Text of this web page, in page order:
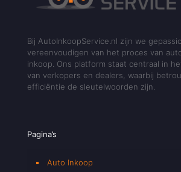
Bij AutoInkoopService.nl zijn we
vereenvoudigen van het proces van
inkoop. Ons platform staat centraal in
van verkopers en dealers, waarbij
efficiëntie de sleutelwoorden zijn.
Pagina’s
Auto Inkoop